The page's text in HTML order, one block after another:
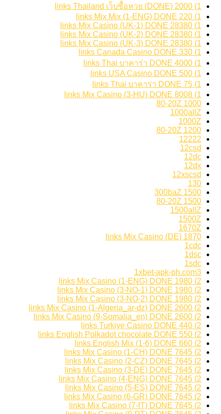
1) 2000 links Thailand เว็บซื้อหวย (DONE)
1) 220 links Mix Mix (1-ENG) DONE
1) 28380 links Mix Casino (UK-1) DONE
1) 28380 links Mix Casino (UK-2) DONE
1) 28380 links Mix Casino (UK-3) DONE
1) 330 links Canada Casino DONE
1) 4000 links Thai บาคาร่า DONE
1) 500 links USA Casino DONE
1) 75 links Thai บาคาร่า DONE
1) 8008 links Mix Casino (3-HU) DONE
1000 80-20Z
1000allZ
1000Z
1200 80-20Z
12222
12csd
12dc
12dx
12xscsd
130
1500 300baZ
1500 80-20Z
1500allZ
1500Z
1670Z
1870 links Mix Casino (DE)
1cdc
1dsc
1sdc
1xbet-apk-ph.com3
2) 1980 links Mix Casino (1-ENG) DONE
2) 1980 links Mix Casino (3-NO-1) DONE
2) 1980 links Mix Casino (3-NO-2) DONE
2) 2600 links Mix Casino (1-Algeria_ar-dz) DONE
2) 2600 links Mix Casino (9-Somalia_en) DONE
2) 440 links Turkiye Casino DONE
2) 550 links English Polkadot chocolate DONE
2) 660 links English Mix (1-6) DONE
2) 7645 links Mix Casino (1-CH) DONE
2) 7645 links Mix Casino (2-CZ) DONE
2) 7645 links Mix Casino (3-DE) DONE
2) 7645 links Mix Casino (4-ENG) DONE
2) 7645 links Mix Casino (5-ES) DONE
2) 7645 links Mix Casino (6-GR) DONE
2) 7645 links Mix Casino (7-IT) DONE